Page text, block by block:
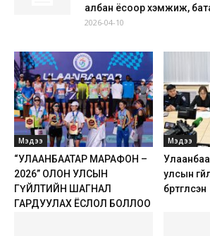
албан ёсоор хэмжиж,
2026-04-10
Мэдээ
“УЛААНБААТАР МАРАФОН –
2026” ОЛОН УЛСЫН
ГҮЙЛТИЙН ШАГНАЛ
ГАРДУУЛАХ ЁСЛОЛ БОЛЛОО
Мэдээ
улсын
бүртгүүлсэн